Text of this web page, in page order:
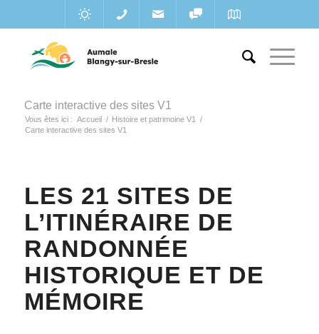
Carte interactive des sites V1
Vous êtes ici : Accueil / Histoire et patrimoine V1
/
Carte interactive des sites V1
LES 21 SITES DE
L’ITINÉRAIRE DE
RANDONNÉE
HISTORIQUE ET DE
MÉMOIRE